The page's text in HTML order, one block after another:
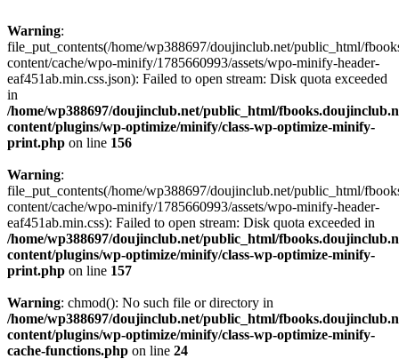
Warning:
file_put_contents(/home/wp388697/doujinclub.net/public_html/
content/cache/wpo-minify/1785660993/assets/wpo-minify-header-
eaf451ab.min.css.json): Failed to open stream: Disk quota exceeded
in
/home/wp388697/doujinclub.net/public_html/
content/plugins/wp-optimize/minify/class-wp-optimize-minify-
print.php on line 156
Warning:
file_put_contents(/home/wp388697/doujinclub.net/public_html/
content/cache/wpo-minify/1785660993/assets/wpo-minify-header-
eaf451ab.min.css): Failed to open stream: Disk quota exceeded in
/home/wp388697/doujinclub.net/public_html/
content/plugins/wp-optimize/minify/class-wp-optimize-minify-
print.php on line 157
Warning: chmod(): No such file or directory in
/home/wp388697/doujinclub.net/public_html/
content/plugins/wp-optimize/minify/class-wp-optimize-minify-
cache-functions.php on line 24